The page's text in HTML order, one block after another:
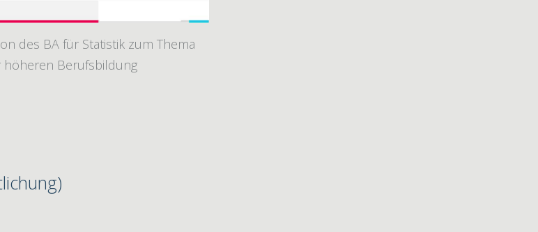
des BA für Statistik zum Thema
höheren Berufsbildung